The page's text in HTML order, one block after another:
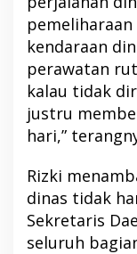
kendaraan
perawatan
kalau tidak
justru
hari,”
Rizki
dinas tidak
Sekretaris
seluruh